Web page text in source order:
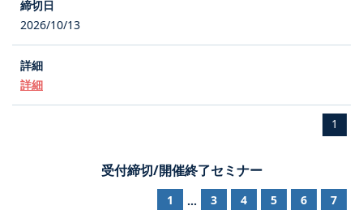
2026/10/13
詳細
1
受付締切/開催終了セミナー
1 ... 3 4 5 6 7